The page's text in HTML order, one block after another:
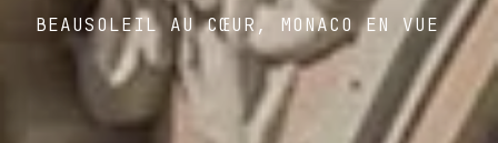
BEAUSOLEIL AU CŒUR, MONACO EN VUE